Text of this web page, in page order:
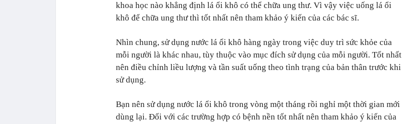
khoa học nào khẳng định lá ổi khô có thể chữa ung thư. Vì vậy việc uống lá ổi
khô để chữa ung thư thì tốt nhất nên tham khảo ý kiến của các bác sĩ.
Nhìn chung, sử dụng nước lá ổi khô hàng ngày trong việc duy trì sức khỏe của
mỗi người là khác nhau, tùy thuộc vào mục đích sử dụng của mỗi người. Tốt nhất
nên điều chỉnh liều lượng và tần suất uống theo tình trạng của bản thân trước khi
sử dụng.
Bạn nên sử dụng nước lá ổi khô trong vòng một tháng rồi nghỉ một thời gian mới
dùng lại. Đối với các trường hợp có bệnh nền tốt nhất nên tham khảo ý kiến của